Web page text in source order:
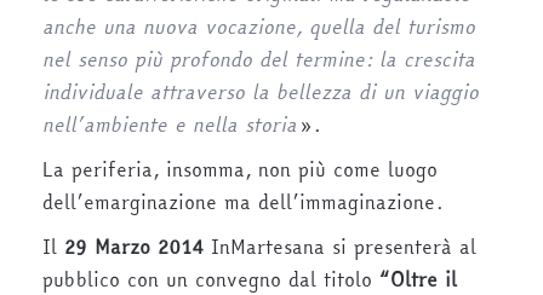
anche una nuova vocazione, quella del turismo
nel senso più profondo del termine: la crescita
individuale attraverso la bellezza di un viaggio
nell’ambiente e nella storia ».
La periferia, insomma, non più come luogo
dell’emarginazione ma dell’immaginazione.
Il 29 Marzo 2014 InMartesana si presenterà al
pubblico con un convegno dal titolo “Oltre il